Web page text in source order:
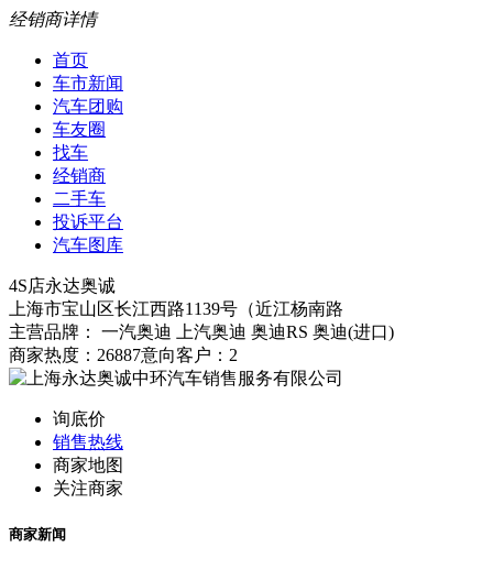
经销商详情
首页
车市新闻
汽车团购
车友圈
找车
经销商
二手车
投诉平台
汽车图库
4S店永达奥诚
上海市宝山区长江西路1139号（近江杨南路
主营品牌： 一汽奥迪 上汽奥迪 奥迪RS 奥迪(进口)
商家热度：26887意向客户：2
询底价
销售热线
商家地图
关注商家
商家新闻